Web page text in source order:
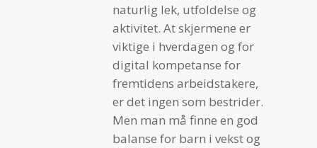
naturlig lek, utfoldelse og
aktivitet. At skjermene er
viktige i hverdagen og for
digital kompetanse for
fremtidens arbeidstakere,
er det ingen som bestrider.
Men man må finne en god
balanse for barn i vekst og